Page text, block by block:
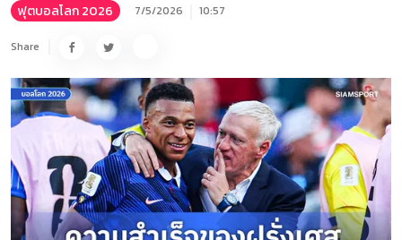
ฟุตบอลโลก 2026 7/5/2026 10:57
Share